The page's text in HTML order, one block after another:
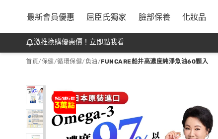
最新會員優惠 屈臣氏獨家 臉部保養 化妝品
激推換購優惠價！立即點我看
首頁/保健/循環保健/ 魚油/FUNCARE船井高濃度純淨魚油60顆入